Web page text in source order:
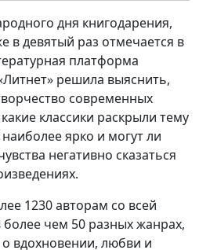
дня книгодарения,
в девятый раз отмечается в
платформа
решила выяснить,
современных
классики раскрыли тему
ярко и могут ли
негативно сказаться
1230 авторам со всей
чем 50 разных жанрах,
вдохновении, любви и